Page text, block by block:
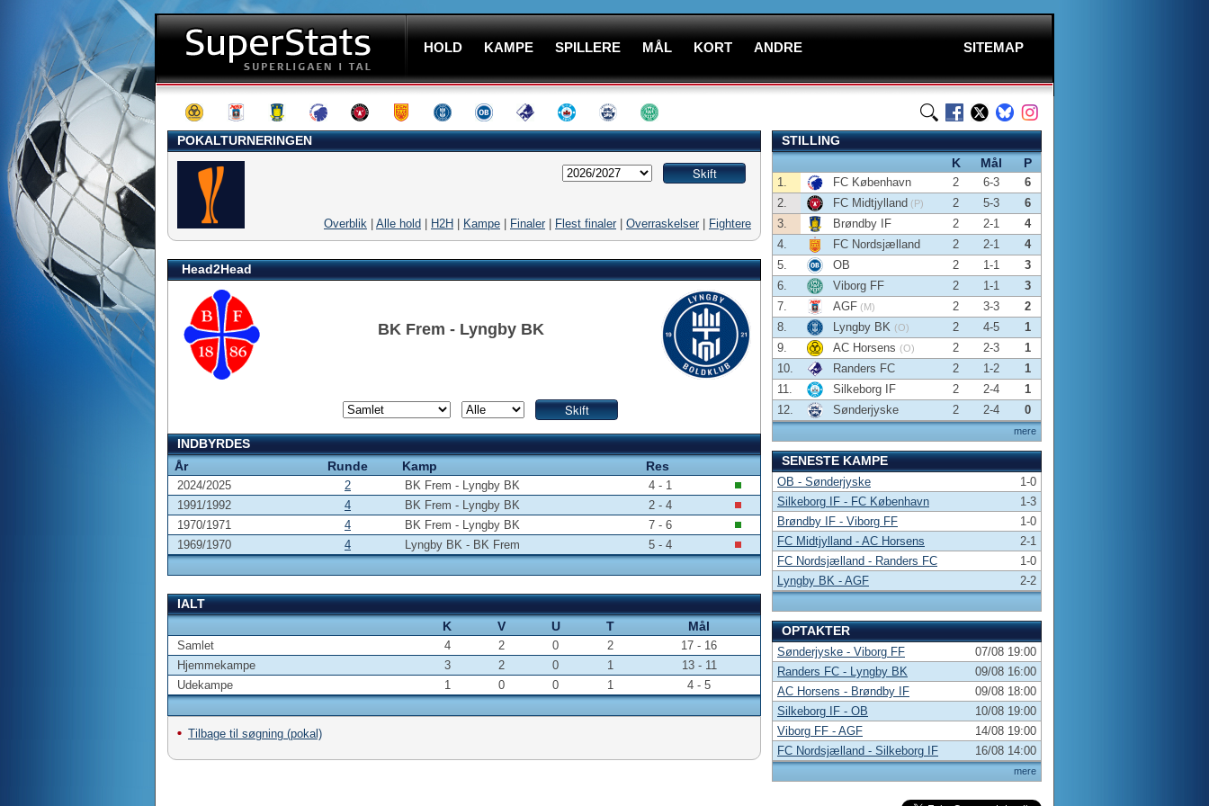
HOLD KAMPE SPILLERE MÅL KORT ANDRE SITEMAP
POKALTURNERINGEN
Overblik Alle hold H2H Kampe Finaler Flest finaler Overraskelser Fightere
Head2Head
BK Frem - Lyngby BK
INDBYRDES
År
Runde Kamp Res
2024/2025 2 BK Frem - Lyngby BK
4 - 1
1991/1992
4 BK Frem - Lyngby BK
2 - 4
1970/1971
4 BK Frem - Lyngby BK
7 - 6
1969/1970
4 Lyngby BK - BK Frem 5 - 4
IALT
K
V U T Mål
Samlet 4 2 0 2
17 - 16
Hjemmekampe
3 2 0 1
13 - 11
Udekampe
1 0 0 1 4 - 5
Tilbage til søgning (pokal)
STILLING
K
Mål P
mere
1. FC København 2 6-3
6
2.
FC Midtjylland (P) 2 5-3
6
3.
Brøndby IF 2 2-1
4
4.
FC Nordsjælland 2 2-1
4
5.
OB 2 1-1
3
6.
Viborg FF 2 1-1
3
7.
AGF (M) 2 3-3
2
8.
Lyngby BK (O) 2 4-5
1
9.
AC Horsens (O) 2 2-3
1
10.
Randers FC 2 1-2
1
11.
Silkeborg IF 2 2-4
1
12.
Sønderjyske 2 2-4 0
SENESTE KAMPE
OB - Sønderjyske
1-0
Silkeborg IF - FC København
1-3
Brøndby IF - Viborg FF
1-0
FC Midtjylland - AC Horsens
2-1
FC Nordsjælland - Randers FC
1-0
Lyngby BK - AGF
2-2
OPTAKTER
mere
Sønderjyske - Viborg FF
07/08 19:00
Randers FC - Lyngby BK
09/08 16:00
AC Horsens - Brøndby IF
09/08 18:00
Silkeborg IF - OB
10/08 19:00
Viborg FF - AGF
14/08 19:00
FC Nordsjælland - Silkeborg IF
16/08 14:00